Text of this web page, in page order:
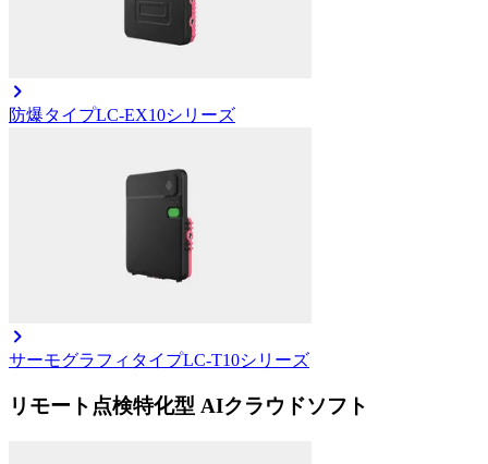
防爆タイプLC-EX10シリーズ
サーモグラフィタイプLC-T10シリーズ
リモート点検特化型 AIクラウドソフト